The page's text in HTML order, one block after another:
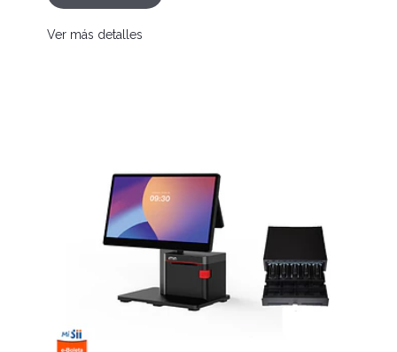
Ver más detalles